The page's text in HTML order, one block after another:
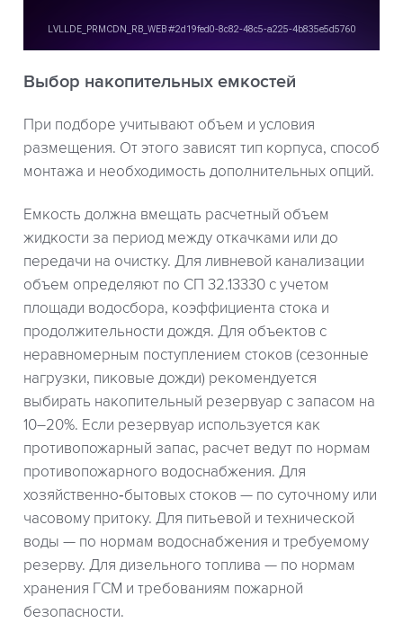
Выбор накопительных емкостей
При подборе учитывают объем и условия
размещения. От этого зависят тип корпуса, способ
монтажа и необходимость дополнительных опций.
Емкость должна вмещать расчетный объем
жидкости за период между откачками или до
передачи на очистку. Для ливневой канализации
объем определяют по СП 32.13330 с учетом
площади водосбора, коэффициента стока и
продолжительности дождя. Для объектов с
неравномерным поступлением стоков (сезонные
нагрузки, пиковые дожди) рекомендуется
выбирать накопительный резервуар с запасом на
10–20%. Если резервуар используется как
противопожарный запас, расчет ведут по нормам
противопожарного водоснабжения. Для
хозяйственно‑бытовых стоков — по суточному или
часовому притоку. Для питьевой и технической
воды — по нормам водоснабжения и требуемому
резерву. Для дизельного топлива — по нормам
хранения ГСМ и требованиям пожарной
безопасности.